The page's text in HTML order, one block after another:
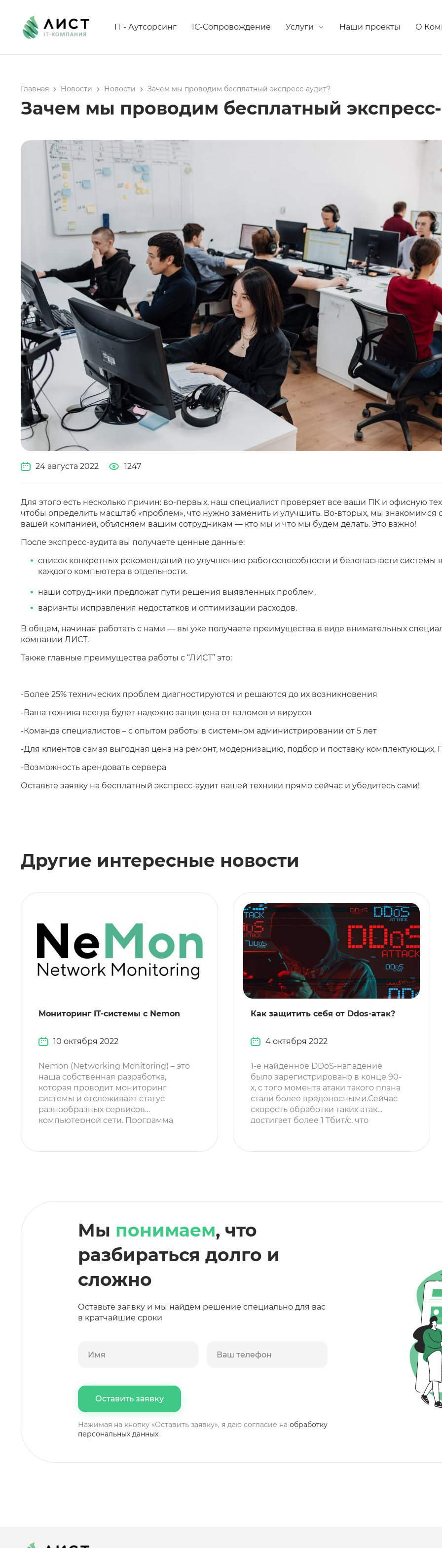
IT - Аутсорсинг 1С-Сопровождение Услуги Наши проекты О
Главная Новости Новости Зачем мы проводим бесплатный экспресс-аудит?
Зачем мы проводим бесплатный
24 августа 2022 1247
Для этого есть несколько причин: во-первых, наш специалист проверяет все ваши ПК и офисную
чтобы определить масштаб «проблем», что нужно заменить и улучшить. Во-вторых, мы знакомимся
вашей компанией, объясняем вашим сотрудникам — кто мы и что мы будем делать. Это важно!
После экспресс-аудита вы получаете ценные данные:
список конкретных рекомендаций по улучшению работоспособности и безопасности системы
каждого компьютера в отдельности.
наши сотрудники предложат пути решения выявленных проблем,
варианты исправления недостатков и оптимизации расходов.
В общем, начиная работать с нами — вы уже получаете преимущества в виде внимательных
компании ЛИСТ.
Также главные преимущества работы с “ЛИСТ” это:
-Более 25% технических проблем диагностируются и решаются до их возникновения
-Ваша техника всегда будет надежно защищена от взломов и вирусов
-Команда специалистов – с опытом работы в системном администрировании от 5 лет
-Для клиентов самая выгодная цена на ремонт, модернизацию, подбор и поставку комплектующих,
-Возможность арендовать сервера
Оставьте заявку на бесплатный экспресс-аудит вашей техники прямо сейчас и убедитесь сами!
Другие интересные новости
Мониторинг IT-системы с Nemon
10 октября 2022
Nemon (Networking Monitoring) – это
наша собственная разработка,
которая проводит мониторинг
системы и отслеживает статус
разнообразных сервисов
компьютерной сети. Программа
копирования. Она обменивается
потенциальных проблемах, которые
эту платформу, […]
Как защитить себя от Ddos-атак?
4 октября 2022
1-е найденное DDoS-нападение
было зарегистрировано в конце 90-
х, с того момента атаки такого плана
стали более вредоносными.Сейчас
скорость обработки таких атак
достигает более 1 Тбит/с, что
негативных последствий. Что за вид
Мы понимаем, что
разбираться долго и
сложно
Оставьте заявку и мы найдем решение специально для вас
в кратчайшие сроки
Нажимая на кнопку «Оставить заявку», я даю согласие на обработку
персональных данных.